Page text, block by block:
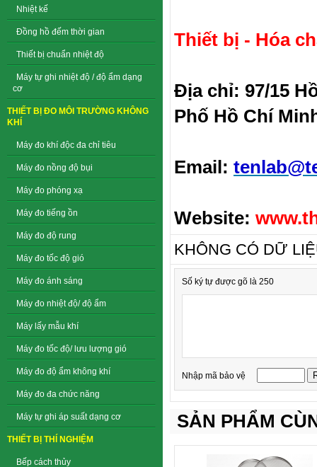
Nhiệt kế
Đồng hồ đếm thời gian
Thiết bị chuẩn nhiệt độ
Máy tự ghi nhiệt độ / độ ẩm dạng
cơ
THIẾT BỊ ĐO MÔI TRƯỜNG KHÔNG
KHÍ
Máy đo khí độc đa chỉ tiêu
Máy đo nồng độ bụi
Máy đo phóng xạ
Máy đo tiếng ồn
Máy đo độ rung
Máy đo tốc độ gió
Máy đo ánh sáng
Máy đo nhiệt độ/ độ ẩm
Máy lấy mẫu khí
Máy đo tốc độ/ lưu lượng gió
Máy đo độ ẩm không khí
Máy đo đa chức năng
Máy tự ghi áp suất dạng cơ
THIẾT BỊ THÍ NGHIỆM
Bếp cách thủy
Thiết bị - Hóa
Địa chỉ: 97/15
Phố Hồ Chí
Email:
Website:
KHÔNG CÓ DỮ
Số ký tự được gõ là 250
Nhập mã bảo vệ
SẢN PHẨM